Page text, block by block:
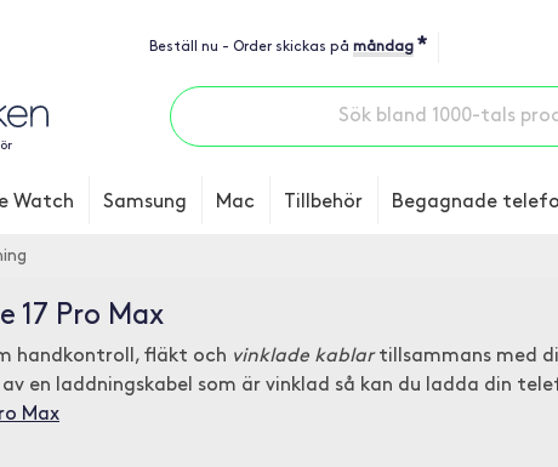
Beställ nu - Order skickas på måndag *
Watch Samsung Mac Tillbehör Begagnade
17 Pro Max
handkontroll, fläkt och vinklade kablartillsammans med
en laddningskabel som är vinklad så kan du ladda din
Max